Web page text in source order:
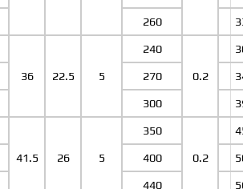
260
36 22.5 5
240
0.2
270
300
41.5 26 5
350
0.2
400
440